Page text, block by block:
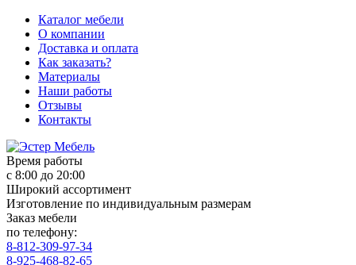
Каталог мебели
О компании
Доставка и оплата
Как заказать?
Материалы
Наши работы
Отзывы
Контакты
Время работы
с 8:00 до 20:00
Широкий ассортимент
Изготовление по индивидуальным размерам
Заказ мебели
по телефону:
8-812-309-97-34
8-925-468-82-65